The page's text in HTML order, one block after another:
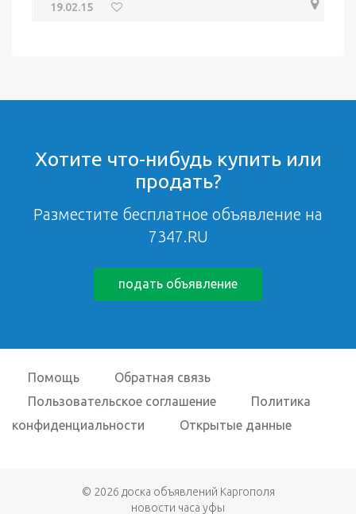
19.02.15
Хотите что-нибудь купить или
продать?
Разместите бесплатное объявление на
7347.RU
подать объявление
Помощь
Обратная связь
Пользовательское соглашение
Политика
конфиденциальности
Открытые данные
© 2026 доска объявлений Каргополя
новости часа уфы